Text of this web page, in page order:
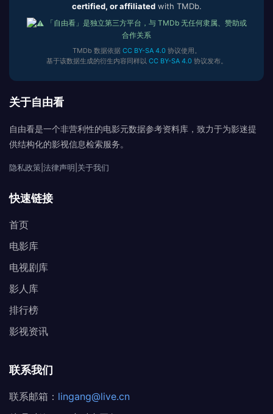
certified, or affiliatedwith TMDb.
「自由看」是独立第三方平台，与 TMDb 无任何隶属、赞助或
合作关系
TMDb 数据依据 CC BY-SA 4.0协议使用。
基于该数据生成的衍生内容同样以 CC BY-SA 4.0协议发布。
关于自由看
自由看是一个非营利性的电影元数据参考资料库，致力于为影迷提
供结构化的影视信息检索服务。
隐私政策 法律声明 关于我们
快速链接
首页
电影库
电视剧库
影人库
排行榜
影视资讯
联系我们
联系邮箱： lingang@live.cn